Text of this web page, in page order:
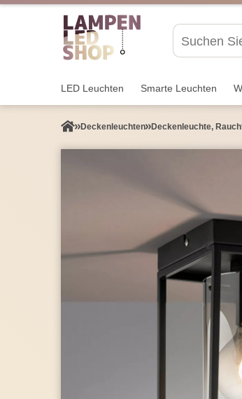
LED Leuchten Smarte Leuchten
Decken­leuchten Deckenleuchte,